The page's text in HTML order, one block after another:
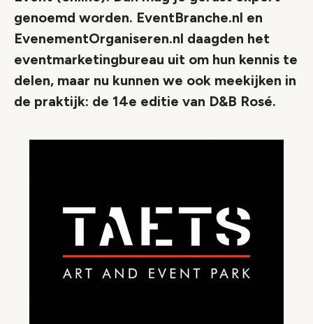
genoemd worden. EventBranche.nl en
EvenementOrganiseren.nl daagden het
eventmarketingbureau uit om hun kennis te
delen, maar nu kunnen we ook meekijken in
de praktijk: de 14e editie van D&B Rosé.